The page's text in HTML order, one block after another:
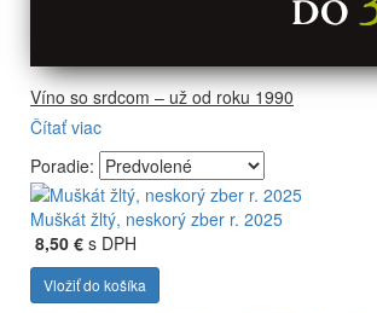
Víno so srdcom – už od roku 1990
Firma Ostrožovič je najstaršou privátnou
slovenskom Tokaji.
Vyrábame kvalitné odrodové a výberové
priniesli na slovenský trh sólo spracované
odrôd Furmint, Lipovina a Muškát žltý
technológiou. Hrozno spracúvame
technológiami, vrátane riadenej fermentácie.
Čítať viac
Poradie:
Muškát žltý, neskorý zber r. 2025
8,50 € s DPH
Vložiť do košíka